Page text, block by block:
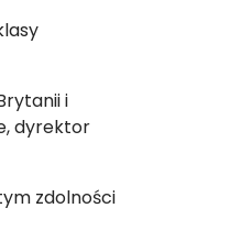
i
dyrektor
zdolności